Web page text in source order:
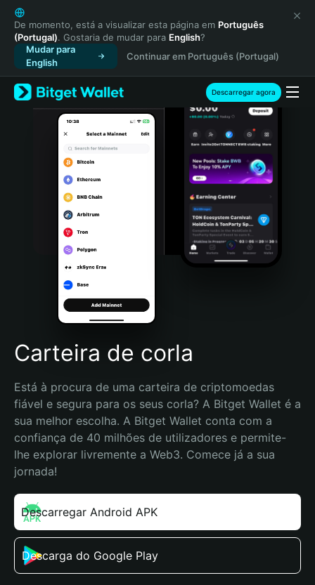
English
日本語
Tiếng Việt
Русский
Español (Latinoamérica)
Türkçe
Italiano
Português (Portugal)
Bahasa Indonesia
Português (Brasil)
Español (Argentina)
De momento, está a visualizar esta página em Português
(Portugal). Gostaria de mudar para English?
Mudar para
English
Continuar em Português (Portugal)
Descarregar agora
Carteira de corla
Está à procura de uma carteira de criptomoedas
fiável e segura para os seus corla? A Bitget Wallet é a
sua melhor escolha. A Bitget Wallet conta com a
confiança de 40 milhões de utilizadores e permite-
lhe explorar livremente a Web3. Comece já a sua
jornada!
Descarregar Android APK
Descarga do Google Play